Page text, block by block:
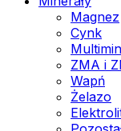
Magnez
Cynk
ZMA i
Wapń
Żelazo